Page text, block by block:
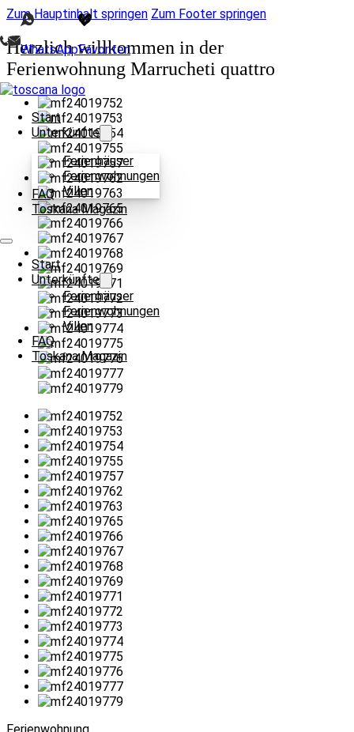
Zum Hauptinhalt springen Zum Footer springen
WhatsAppFavoriten
Start
Unterkünfte
Ferienhäuser
Ferienwohnungen
Villen
FAQ
Toskana Magazin
Start
Unterkünfte
Ferienhäuser
Ferienwohnungen
Villen
FAQ
Toskana Magazin
Herzlich willkommen in der
Ferienwohnung Marrucheti quattro